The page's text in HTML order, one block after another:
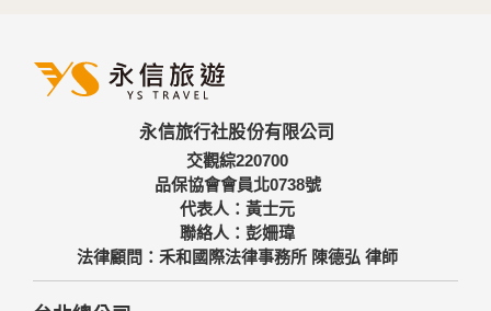
永信旅行社股份有限公司
交觀綜220700
品保協會會員北0738號
代表人：黃士元
聯絡人：彭姍瑋
法律顧問：禾和國際法律事務所 陳德弘 律師